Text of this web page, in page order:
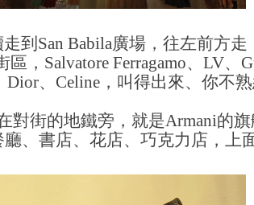
到San Babila廣場，往左前方
，Salvatore Ferragamo、LV、
Dior、Celine，叫得出來、你不
對街的地鐵旁，就是Armani的
、書店、花店、巧克力店，上